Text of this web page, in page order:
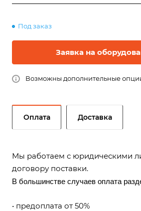
Под заказ
Заявка на
Возможны дополнительные
Оплата Доставка
Мы работаем с юридическими
договору поставки.
В большинстве случаев оплата
• предоплата от 50%